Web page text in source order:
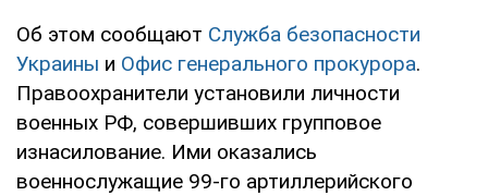
Об этом сообщают Служба безопасности
Украины и Офис генерального прокурора.
Правоохранители установили личности
военных РФ, совершивших групповое
изнасилование. Ими оказались
военнослужащие 99-го артиллерийского